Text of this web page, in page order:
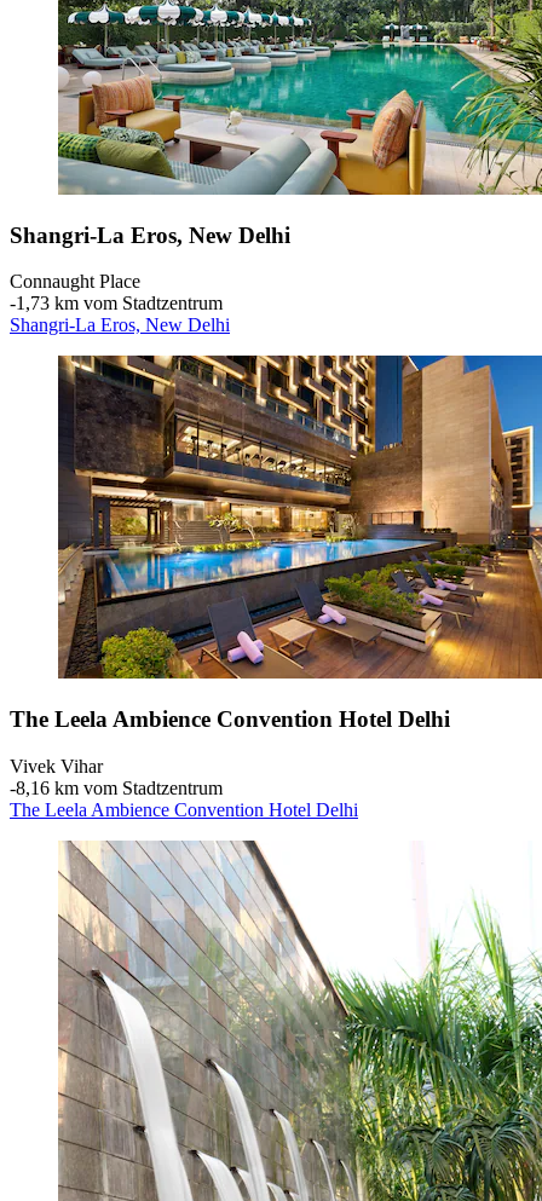
Shangri-La Eros, New Delhi
Connaught Place
‐1,73 km vom Stadtzentrum
Shangri-La Eros, New Delhi
The Leela Ambience Convention Hotel Delhi
Vivek Vihar
‐8,16 km vom Stadtzentrum
The Leela Ambience Convention Hotel Delhi